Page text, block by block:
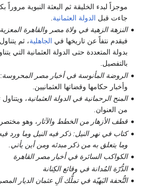
موجزاً لبدء الخليقة ثم البعثة النبوية مروراً
جاءت قبل الدولة العثمانية
النزهة الزهية في ولاة مصر والقاهرة المعزية
فيقدم نتفاً عن تاريخها في الجاهلية، ثم
بدولة المتعددة حتى الدولة العثمانية التي
بالتفصيل.
الروضة المأنوسة في أخبار مصر المحروسة
وأخبار حكامها وقضاتها العثمانيين.
المنح الرحمانية في الدولة العثمانية،
من العنوان.
قطف الأزهار من الخطط والآثار ، وهو
كتاب في نهر النيل: ذكر فيه النيل وما ورد
وما يتعلق به من ذكر مبدئه ومن أين يأتي.
الكواكب السائرة في أخبار مصر القاهرة
الدُّرّة المُدانة في وقائع الكِنانة
التُّحفة البَهيّة في تملُّك آلِ عثمان الديار